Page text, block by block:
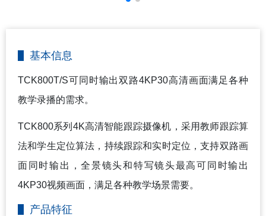
基本信息
TCK800T/S可同时输出双路4KP30高清画面满足各种
教学录播的需求。
TCK800系列4K高清智能跟踪摄像机，采用教师跟踪算
法和学生定位算法，持续跟踪和实时定位，支持双路画
面同时输出，全景镜头和特写镜头最高可同时输出
4KP30视频画面，满足各种教学场景需要。
产品特征